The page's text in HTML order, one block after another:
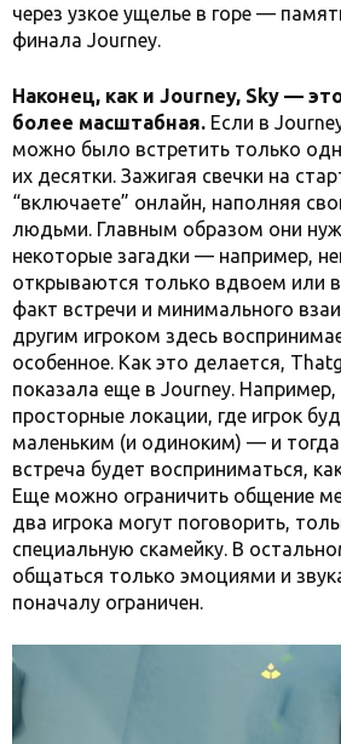
через узкое ущелье в горе —
финала Journey.
Наконец, как и Journey, Sky —
более масштабная. Если в
можно было встретить только
их десятки. Зажигая свечки на
“включаете” онлайн, наполняя
людьми. Главным образом они
некоторые загадки — например,
открываются только вдвоем или
факт встречи и минимального
другим игроком здесь
особенное. Как это делается,
показала еще в Journey.
просторные локации, где игрок
маленьким (и одиноким) — и
встреча будет восприниматься,
Еще можно ограничить общение
два игрока могут поговорить,
специальную скамейку. В
общаться только эмоциями и
поначалу ограничен.